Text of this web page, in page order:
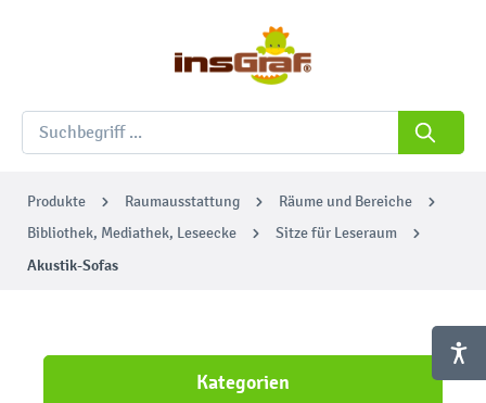
Produkte Raumausstattung
Räume und Bereiche
Bibliothek, Mediathek, Leseecke
Sitze für Leseraum
Akustik-Sofas
Kategorien